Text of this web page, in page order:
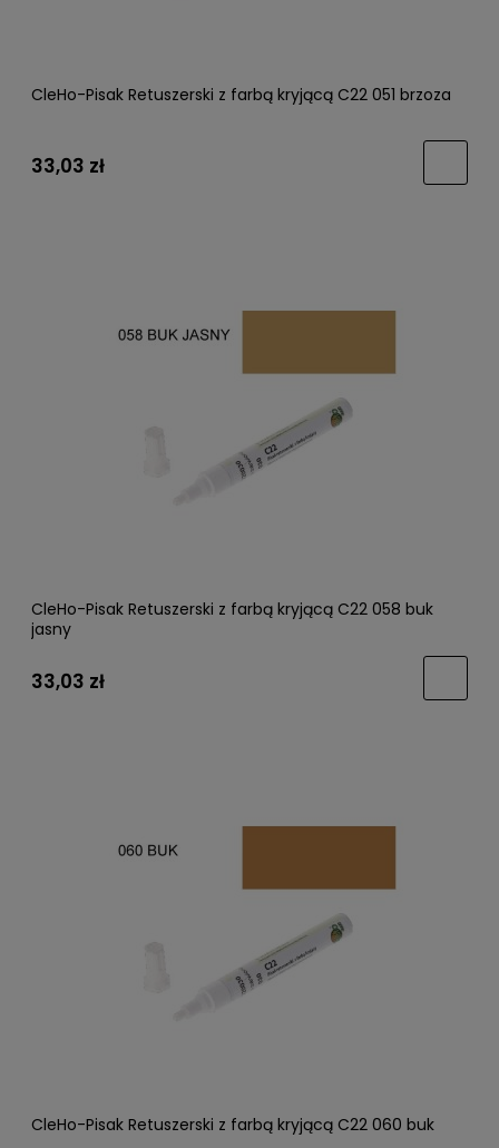
CleHo-Pisak Retuszerski z farbą kryjącą C22 051 brzoza
33,03 zł
CleHo-Pisak Retuszerski z farbą kryjącą C22 058 buk
jasny
33,03 zł
CleHo-Pisak Retuszerski z farbą kryjącą C22 060 buk